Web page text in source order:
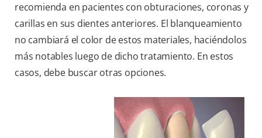
recomienda en pacientes con obturaciones, coronas y
carillas en sus dientes anteriores. El blanqueamiento
no cambiará el color de estos materiales, haciéndolos
más notables luego de dicho tratamiento. En estos
casos, debe buscar otras opciones.